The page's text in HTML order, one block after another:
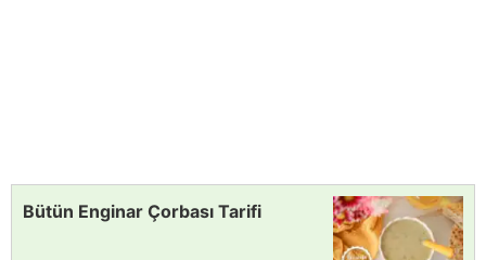
Bütün Enginar Çorbası Tarifi